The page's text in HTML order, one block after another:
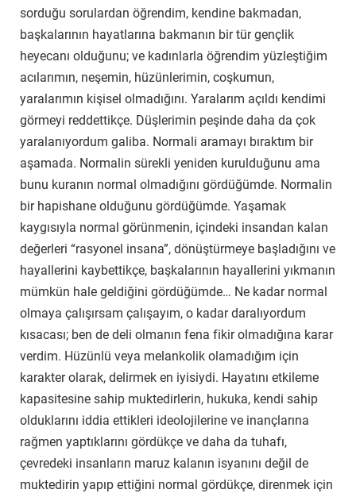
sorduğu sorulardan öğrendim, kendine bakmadan,
başkalarının hayatlarına bakmanın bir tür gençlik
heyecanı olduğunu; ve kadınlarla öğrendim yüzleştiğim
acılarımın, neşemin, hüzünlerimin, coşkumun,
yaralarımın kişisel olmadığını. Yaralarım açıldı kendimi
görmeyi reddettikçe. Düşlerimin peşinde daha da çok
yaralanıyordum galiba. Normali aramayı bıraktım bir
aşamada. Normalin sürekli yeniden kurulduğunu ama
bunu kuranın normal olmadığını gördüğümde. Normalin
bir hapishane olduğunu gördüğümde. Yaşamak
kaygısıyla normal görünmenin, içindeki insandan kalan
değerleri “rasyonel insana”, dönüştürmeye başladığını ve
hayallerini kaybettikçe, başkalarının hayallerini yıkmanın
mümkün hale geldiğini gördüğümde… Ne kadar normal
olmaya çalışırsam çalışayım, o kadar daralıyordum
kısacası; ben de deli olmanın fena fikir olmadığına karar
verdim. Hüzünlü veya melankolik olamadığım için
karakter olarak, delirmek en iyisiydi. Hayatını etkileme
kapasitesine sahip muktedirlerin, hukuka, kendi sahip
olduklarını iddia ettikleri ideolojilerine ve inançlarına
rağmen yaptıklarını gördükçe ve daha da tuhafı,
çevredeki insanların maruz kalanın isyanını değil de
muktedirin yapıp ettiğini normal gördükçe, direnmek için